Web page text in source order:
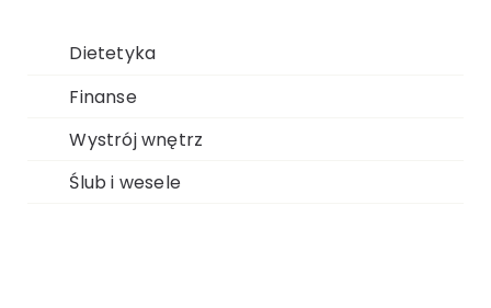
Dietetyka
Finanse
Wystrój wnętrz
Ślub i wesele